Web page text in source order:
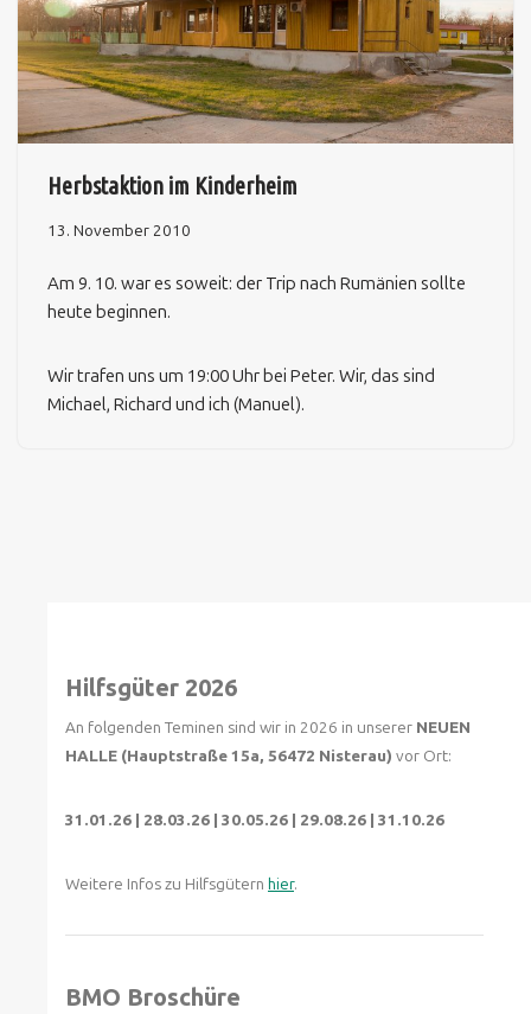
Herbstaktion im Kinderheim
13. November 2010
Am 9. 10. war es soweit: der Trip nach Rumänien sollte
heute beginnen.
Wir trafen uns um 19:00 Uhr bei Peter. Wir, das sind
Michael, Richard und ich (Manuel).
Hilfsgüter 2026
An folgenden Teminen sind wir in 2026 in unserer NEUEN
HALLE (Hauptstraße 15a, 56472 Nisterau) vor Ort:
31.01.26 | 28.03.26 | 30.05.26 | 29.08.26 | 31.10.26
Weitere Infos zu Hilfsgütern hier.
BMO Broschüre